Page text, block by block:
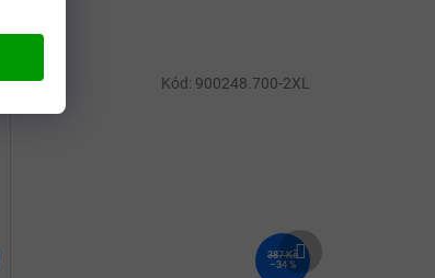
387 Kč
–34 %
Kód: 900248.700-2XL
produkt